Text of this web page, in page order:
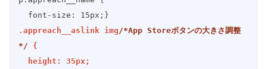
.appreach__aslink img/*App Storeボタンの大きさ調整
*/ {